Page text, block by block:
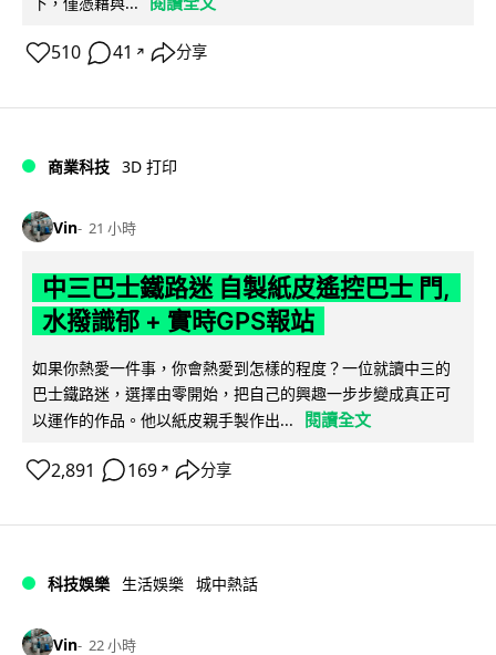
510 41 ↗ 分享
商業科技 3D 打印
Vin 21 小時
中三巴士鐵路迷 自製紙皮遙控巴士 門,
水撥識郁 + 實時GPS報站
如果你熱愛一件事，你會熱愛到怎樣的程度？一位就讀中三的
巴士鐵路迷，選擇由零開始，把自己的興趣一步步變成真正可
以運作的作品。他以紙皮親手製作出...
閱讀全文
2,891 169 ↗ 分享
科技娛樂 生活娛樂 城中熱話
Vin 22 小時